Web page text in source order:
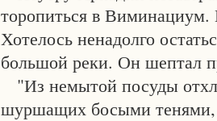
торопиться в Виминациум.
Хотелось ненадолго
большой реки. Он шептал
"Из немытой посуды
шуршащих босыми